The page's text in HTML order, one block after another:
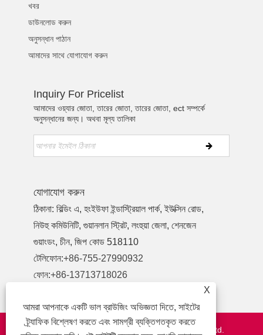
খবর
ডাউনলোড করুন
অনুসন্ধান পাঠান
আমাদের সাথে যোগাযোগ করুন
Inquiry For Pricelist
আমাদের ওয়্যার জোতা, তারের জোতা, তারের জোতা, ect সম্পর্কে
অনুসন্ধানের জন্য। অথবা মূল্য তালিকা
যোগাযোগ করুন
ঠিকানা: বিল্ডিং এ, হংইউফা ইন্ডাস্ট্রিয়াল পার্ক, ইউক্সিন রোড,
নিউহু কমিউনিটি, গুয়ানলান স্ট্রিট, লংহুয়া জেলা, শেনজেন
গুয়াংডং, চীন, জিপ কোড 518110
টেলিফোন:+86-755-27990932
ফোন:+86-13713718026
কপিরাইট © 2021 Shenzhen YDR Connector Co.,Ltd.
X
আমরা আপনাকে একটি ভাল ব্রাউজিং অভিজ্ঞতা দিতে, সাইটের
ট্র্যাফিক বিশ্লেষণ করতে এবং সামগ্রী ব্যক্তিগতকৃত করতে